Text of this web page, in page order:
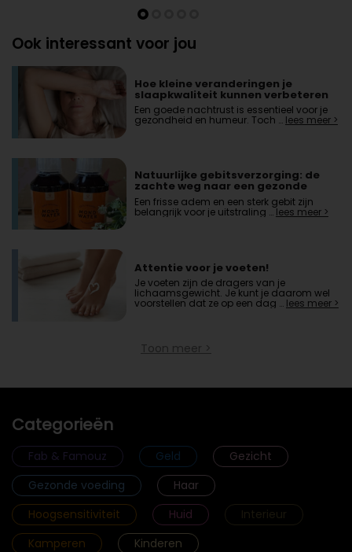
Ook interessant voor jou
Hoe kleine veranderingen je
slaapkwaliteit kunnen verbeteren
Een goede nachtrust is essentieel voor je
gezondheid en humeur. Toch … lees meer >
Natuurlijke gebitsverzorging: de
zachte weg naar een gezonde
mond
Een frisse adem en een sterk gebit zijn
belangrijk voor je uitstraling …lees meer >
Attentie voor je voeten!
Je voeten zijn de dragers van je
lichaamsgewicht. Je kunt je daarom wel
voorstellen dat ze op een dag … lees meer >
Toon meer >
Categorieën
Fab & Famouz Geld
Gezicht
Gezonde voeding
Haar
Hoogsensitiviteit
Huid
Interieur
Kamperen
Kinderen